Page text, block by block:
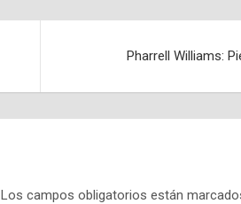
Pharrell Williams:
Los campos obligatorios están